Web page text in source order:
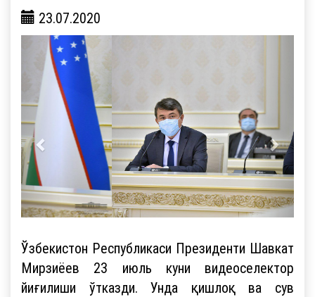
23.07.2020
Ўзбекистон Республикаси Президенти Шавкат
Мирзиёев 23 июль куни видеоселектор
йиғилиши ўтказди. Унда қишлоқ ва сув